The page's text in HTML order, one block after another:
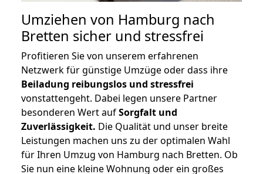
Umziehen von Hamburg nach
Bretten sicher und stressfrei
Profitieren Sie von unserem erfahrenen
Netzwerk für günstige Umzüge oder dass ihre
Beiladung reibungslos und stressfrei
vonstattengeht. Dabei legen unsere Partner
besonderen Wert aufSorgfalt und
Zuverlässigkeit. Die Qualität und unser breite
Leistungen machen uns zu der optimalen Wahl
für Ihren Umzug von Hamburg nach Bretten. Ob
Sie nun eine kleine Wohnung oder ein großes